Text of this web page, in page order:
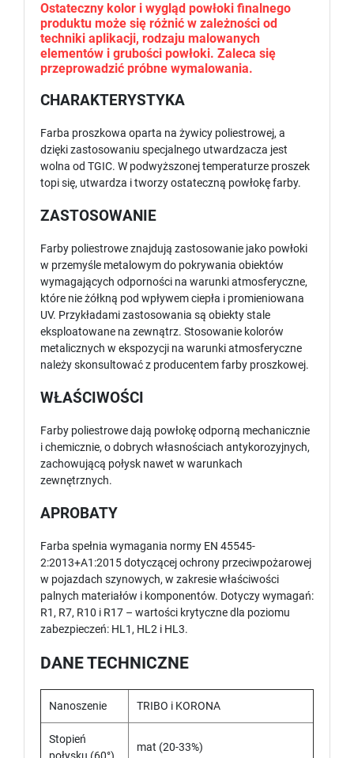
Ostateczny kolor i wygląd powłoki finalnego
produktu może się różnić w zależności od
techniki aplikacji, rodzaju malowanych
elementów i grubości powłoki. Zaleca się
przeprowadzić próbne wymalowania.
CHARAKTERYSTYKA
Farba proszkowa oparta na żywicy poliestrowej, a
dzięki zastosowaniu specjalnego utwardzacza jest
wolna od TGIC. W podwyższonej temperaturze proszek
topi się, utwardza i tworzy ostateczną powłokę farby.
ZASTOSOWANIE
Farby poliestrowe znajdują zastosowanie jako powłoki
w przemyśle metalowym do pokrywania obiektów
wymagających odporności na warunki atmosferyczne,
które nie żółkną pod wpływem ciepła i promieniowana
UV. Przykładami zastosowania są obiekty stale
eksploatowane na zewnątrz. Stosowanie kolorów
metalicznych w ekspozycji na warunki atmosferyczne
należy skonsultować z producentem farby proszkowej.
WŁAŚCIWOŚCI
Farby poliestrowe dają powłokę odporną mechanicznie
i chemicznie, o dobrych własnościach antykorozyjnych,
zachowującą połysk nawet w warunkach
zewnętrznych.
APROBATY
Farba spełnia wymagania normy EN 45545-
2:2013+A1:2015 dotyczącej ochrony przeciwpożarowej
w pojazdach szynowych, w zakresie właściwości
palnych materiałów i komponentów. Dotyczy wymagań:
R1, R7, R10 i R17 – wartości krytyczne dla poziomu
zabezpieczeń: HL1, HL2 i HL3.
DANE TECHNICZNE
Nanoszenie TRIBO i KORONA
Stopień
mat (20-33%)